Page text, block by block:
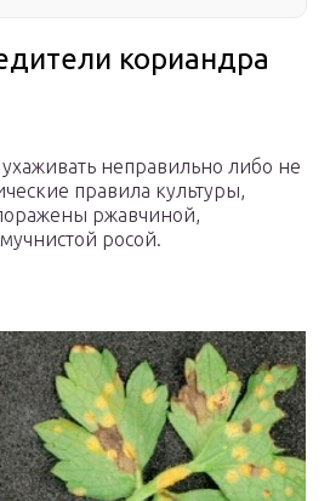
кориандра
неправильно либо не
правила культуры,
ржавчиной,
росой.